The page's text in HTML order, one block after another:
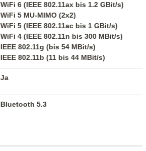
WiFi 6 (IEEE 802.11ax bis 1.2 GBit/s)
WiFi 5 MU-MIMO (2x2)
WiFi 5 (IEEE 802.11ac bis 1 GBit/s)
WiFi 4 (IEEE 802.11n bis 300 MBit/s)
IEEE 802.11g (bis 54 MBit/s)
IEEE 802.11b (11 bis 44 MBit/s)
Ja
Bluetooth 5.3